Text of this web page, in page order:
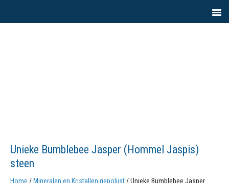
Unieke Bumblebee Jasper (Hommel Jaspis)
steen
Home / Mineralen en Kristallen gepolijst/ Unieke Bumblebee Jasper